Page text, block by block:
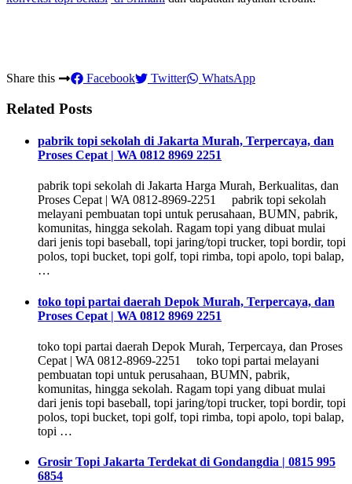
Share this Facebook Twitter WhatsApp
Related Posts
pabrik topi sekolah di Jakarta Murah, Terpercaya, dan
Proses Cepat | WA 0812 8969 2251
pabrik topi sekolah di Jakarta Harga Murah, Berkualitas, dan
Proses Cepat | WA 0812-8969-2251 pabrik topi sekolah
melayani pembuatan topi untuk perusahaan, BUMN, pabrik,
komunitas, hingga sekolah. Ragam topi yang dibuat mulai
dari jenis topi baseball, topi jaring/topi trucker, topi bordir, topi
polos, topi bucket, topi golf, topi rimba, topi apolo, topi balap,
…
toko topi partai daerah Depok Murah, Terpercaya, dan
Proses Cepat | WA 0812 8969 2251
toko topi partai daerah Depok Murah, Terpercaya, dan Proses
Cepat | WA 0812-8969-2251 toko topi partai melayani
pembuatan topi untuk perusahaan, BUMN, pabrik,
komunitas, hingga sekolah. Ragam topi yang dibuat mulai
dari jenis topi baseball, topi jaring/topi trucker, topi bordir, topi
polos, topi bucket, topi golf, topi rimba, topi apolo, topi balap,
topi …
Grosir Topi Jakarta Terdekat di Gondangdia | 0815 995
6854